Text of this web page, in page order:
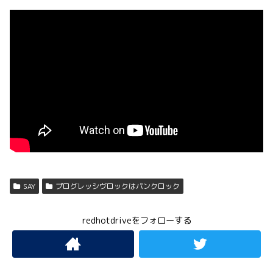
SAY プログレッシヴロックはパンクロック
redhotdriveをフォローする